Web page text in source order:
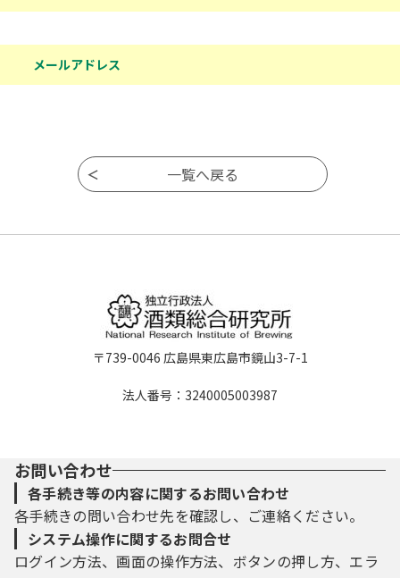
メールアドレス
〒739-0046 広島県東広島市鏡山3-7-1
法人番号：3240005003987
お問い合わせ
各手続き等の内容に関するお問い合わせ
各手続きの問い合わせ先を確認し、ご連絡ください。
システム操作に関するお問合せ
ログイン方法、画面の操作方法、ボタンの押し方、エラ